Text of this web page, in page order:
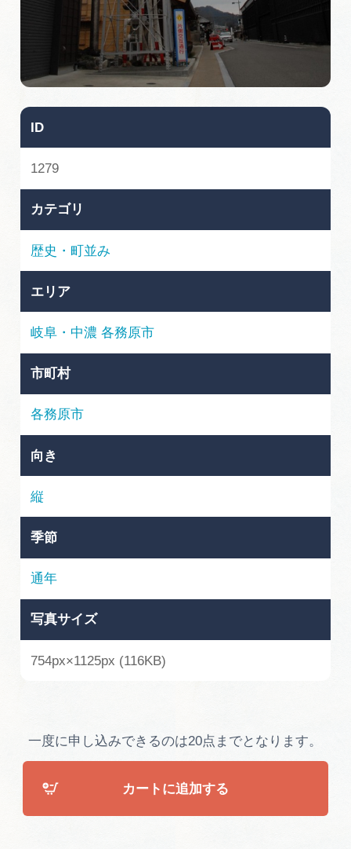
買い物・お土産
体験予約サイト「ＶＩＳＩＴ岐阜県」
岐阜県アウトドア観光キャンペーン
岐阜県まるごと観光エリアガイド
岐阜県観光データベース
旅行会社・観光事業者の皆様へ
フォトライブラリー
運営組織
広告掲載
サイトポリシー
ID
1279
カテゴリ
歴史・町並み
エリア
岐阜・中濃 各務原市
市町村
各務原市
向き
縦
季節
通年
写真サイズ
754px×1125px (116KB)
一度に申し込みできるのは20点までとなります。
カートに追加する